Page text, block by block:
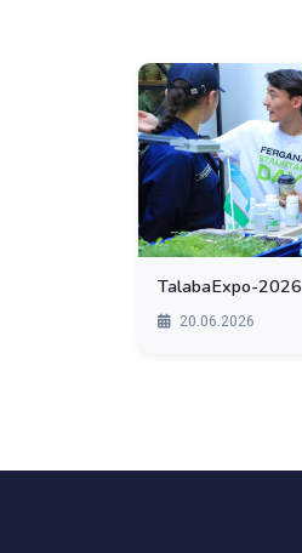
TalabaExpo-2026
20.06.2026